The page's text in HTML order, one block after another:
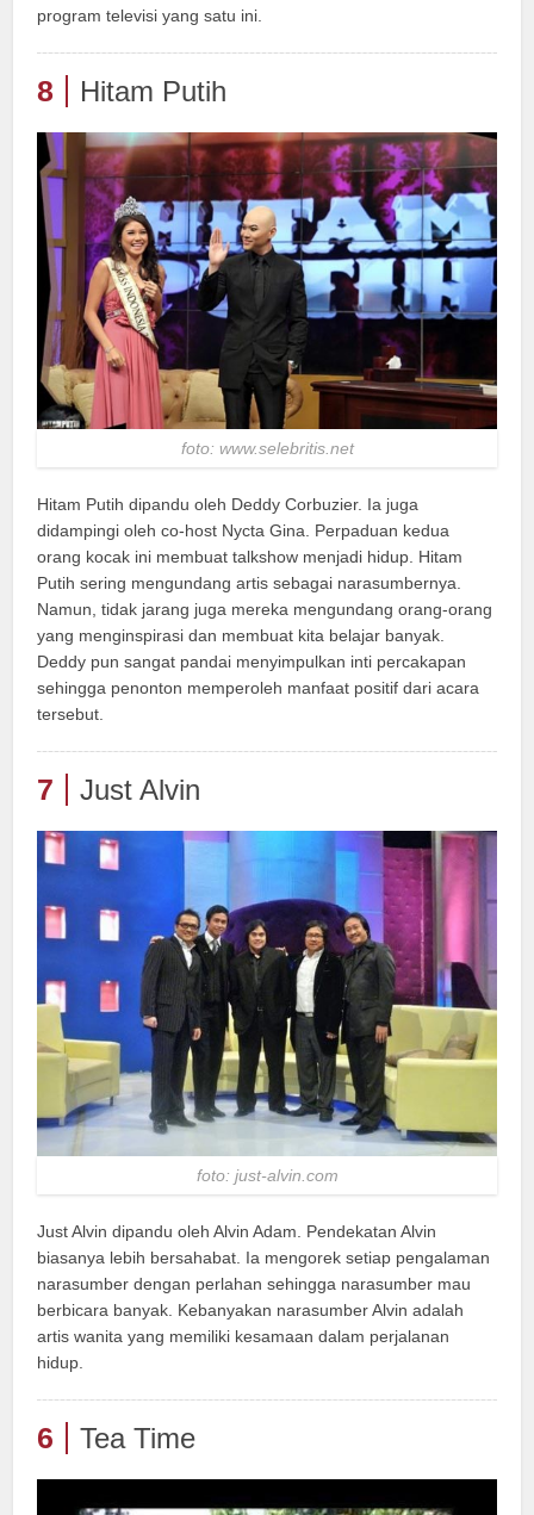
program televisi yang satu ini.
8 Hitam Putih
foto: www.selebritis.net
Hitam Putih dipandu oleh Deddy Corbuzier. Ia juga
didampingi oleh co-host Nycta Gina. Perpaduan kedua
orang kocak ini membuat talkshow menjadi hidup. Hitam
Putih sering mengundang artis sebagai narasumbernya.
Namun, tidak jarang juga mereka mengundang orang-orang
yang menginspirasi dan membuat kita belajar banyak.
Deddy pun sangat pandai menyimpulkan inti percakapan
sehingga penonton memperoleh manfaat positif dari acara
tersebut.
7 Just Alvin
foto: just-alvin.com
Just Alvin dipandu oleh Alvin Adam. Pendekatan Alvin
biasanya lebih bersahabat. Ia mengorek setiap pengalaman
narasumber dengan perlahan sehingga narasumber mau
berbicara banyak. Kebanyakan narasumber Alvin adalah
artis wanita yang memiliki kesamaan dalam perjalanan
hidup.
6 Tea Time